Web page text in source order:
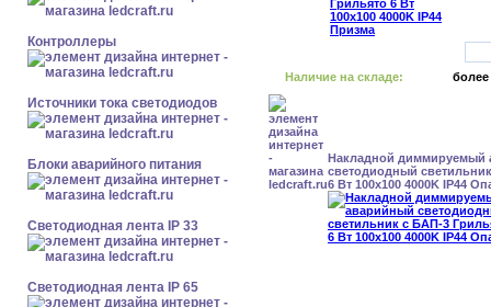
Контроллеры
Источники тока светодиодов
Блоки аварийного питания
Светодиодная лента IP 33
Светодиодная лента IP 65
Наличие на складе: более
Накладной диммируемый
светодиодный
6 Вт 100x100 4000K IP44